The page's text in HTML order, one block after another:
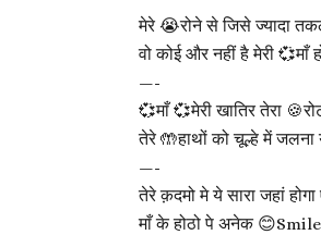
मेरे 😭रोने से जिसे ज्यादा
वो कोई और नहीं है मेरी 💞माँ
—-
💞माँ 💞मेरी खातिर तेरा
तेरे 🤲हाथों को चूल्हे में
—-
तेरे क़दमो मे ये सारा जहां
माँ के होठो पे अनेक